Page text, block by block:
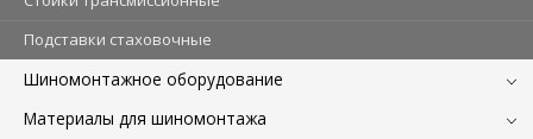
Подставки стаховочные
Шиномонтажное оборудование
Материалы для шиномонтажа